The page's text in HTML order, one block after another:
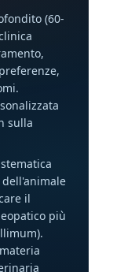
(60-
sulla
il
più